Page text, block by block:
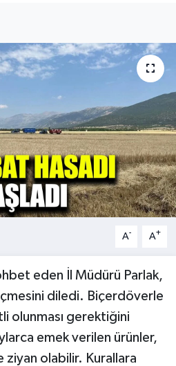
A- A+
eden İl Müdürü Parlak,
diledi. Biçerdöverle
olunması gerektiğini
emek verilen ürünler,
ziyan olabilir. Kurallara